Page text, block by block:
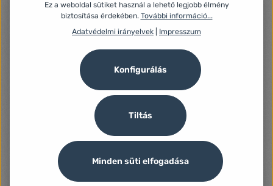
8GB 2666MHz DDR4 RAM Kingston-Lenovo szerver
memória (KTL-TS426S8/8G)
Ez a weboldal sütiket használ a lehető legjobb élmény
biztosítása érdekében. További információ...
Adatvédelmi irányelvek
Impresszum
Tiltás
Konfigurálás
Minden süti elfogadása